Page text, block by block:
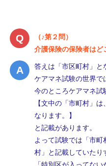
（♪第２問）
介護保険の保険者はど
答えは「市区町村」と
ケアマネ試験の世界で
今のところケアマネ試
【文中の「市町村」
なります。】
と記載があります。
よって試験では「市
村」と記載していたり
「特別区が入ってな